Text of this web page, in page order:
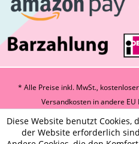
* Alle Preise inkl. MwSt.,
Versandkosten in andere
Diese Website benutzt
der Website erforderlich